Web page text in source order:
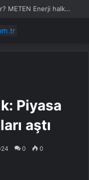
Metgün Enerji halka arz kaç lot verir? METEN Enerji halka arz bankalarda var?
Piyasa
aştı
0 0